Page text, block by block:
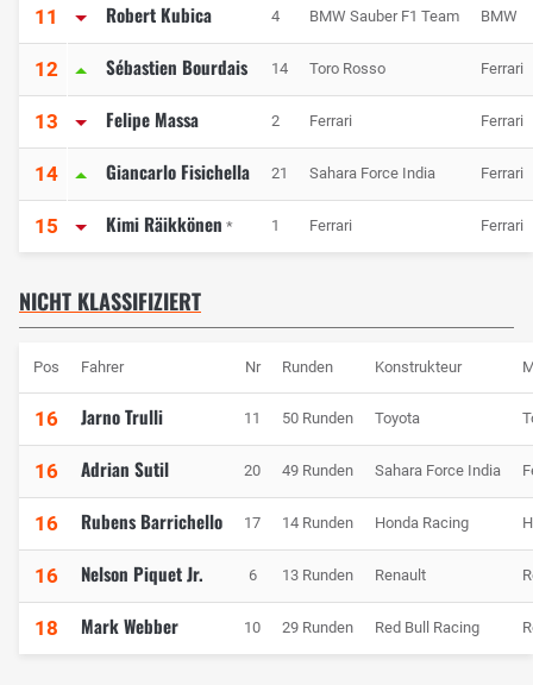
11 Robert Kubica 4 BMW Sauber F1 Team BMW
12 Sébastien Bourdais 14 Toro Rosso Ferrari
13 Felipe Massa 2 Ferrari Ferrari
14 Giancarlo Fisichella 21 Sahara Force India Ferrari
15 Kimi Räikkönen * 1 Ferrari Ferrari
NICHT KLASSIFIZIERT
Pos Fahrer Nr Runden Konstrukteur
16 Jarno Trulli 11 50 Runden Toyota
16 Adrian Sutil 20 49 Runden Sahara Force India
16 Rubens Barrichello 17 14 Runden Honda Racing
16 Nelson Piquet Jr. 6 13 Runden Renault
18 Mark Webber 10 29 Runden Red Bull Racing